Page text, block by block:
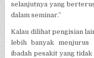
selanjutnya yang
dalam seminar.”
Kalau dilihat pengisian
lebih banyak menjurus
ibadah pesakit yang